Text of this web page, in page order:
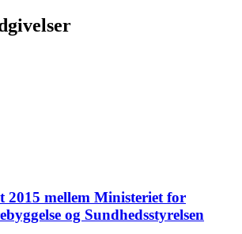
2015 mellem Ministeriet for
og Sundhedsstyrelsen